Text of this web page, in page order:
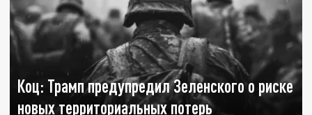
Коц: Трамп предупредил Зеленского о риске
новых территориальных потерь